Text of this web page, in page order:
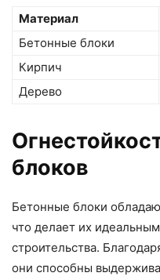
Материал
Бетонные блоки
Кирпич
Дерево
блоков
Бетонные блоки
что делает их
строительства.
они способны